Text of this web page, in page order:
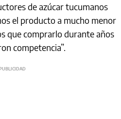
de azúcar tucumanos
el producto a mucho menor
que comprarlo durante años
competencia”.